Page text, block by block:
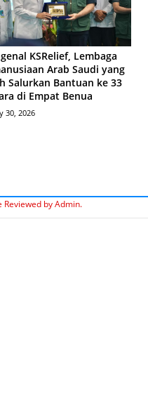
KSRelief, Lembaga
Arab Saudi yang
Salurkan Bantuan ke 33
di Empat Benua
30, 2026
by Admin.